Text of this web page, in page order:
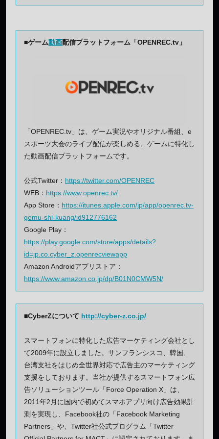
■ゲーム動画配信プラットフォーム「OPENREC.tv」
「OPENREC.tv」は、ゲーム実況やオリジナル番組、e
スポーツ大会のライブ配信が楽しめる、ゲームに特化し
た動画配信プラットフォームです。
公式Twitter： https://twitter.com/OPENREC
WEB： https://www.openrec.tv/
App Store： https://itunes.apple.com/jp/app/openrec.tv-
gemu-shi-kuang/id912776162
Google Play：
https://play.google.com/store/apps/details?
id=jp.co.cyber_z.openrecviewapp
Amazon Androidアプリストア：
https://www.amazon.co.jp/dp/B01N0CMW5N/
■CyberZについて http://cyber-z.co.jp/
スマートフォンに特化した広告マーケティング会社とし
て2009年に設立しました。サンフランシスコ、韓国、
台湾支社をはじめ全世界対応で広告主のマーケティング
支援をしております。当社が提供するスマートフォン広
告ソリューションツール「Force Operation X」は、
2011年2月に国内で初めてスマホアプリ向け広告効果計
測を実現し、Facebook社の「Facebook Marketing
Partners」や、Twitter社公式プログラム「Twitter